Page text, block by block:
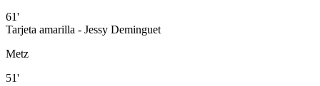
61'
Tarjeta amarilla - Jessy Deminguet
Metz
51'